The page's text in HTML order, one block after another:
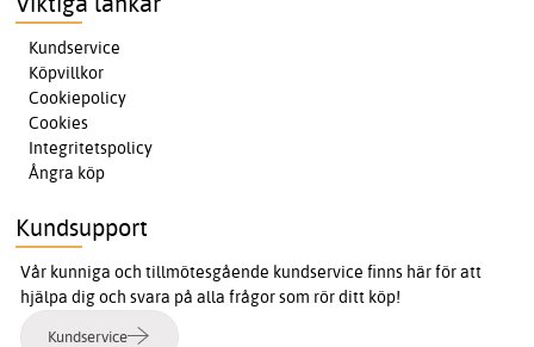
Kundservice
Köpvillkor
Cookiepolicy
Cookies
Integritetspolicy
Ångra köp
Kundsupport
Vår kunniga och tillmötesgående kundservice finns här för att
hjälpa dig och svara på alla frågor som rör ditt köp!
Kundservice